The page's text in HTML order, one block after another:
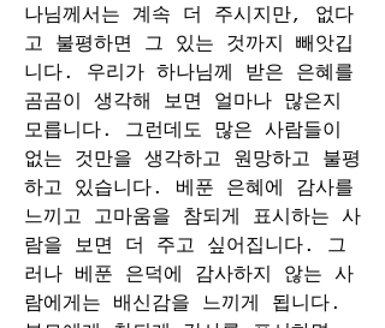
나님께서는 계속 더 주시지만, 없다
고 불평하면 그 있는 것까지 빼앗깁
니다. 우리가 하나님께 받은 은혜를
곰곰이 생각해 보면 얼마나 많은지
모릅니다. 그런데도 많은 사람들이
없는 것만을 생각하고 원망하고 불평
하고 있습니다. 베푼 은혜에 감사를
느끼고 고마움을 참되게 표시하는 사
람을 보면 더 주고 싶어집니다. 그
러나 베푼 은덕에 감사하지 않는 사
람에게는 배신감을 느끼게 됩니다.